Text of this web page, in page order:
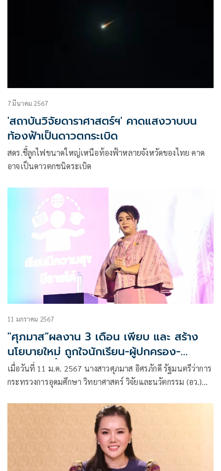
7 มีนาคม 2567
'สถาบันวิจัยดาราศาสตร์ฯ' คาดแสงวาบบน
ท้องฟ้าเป็นดาวตกระเบิด
สดร.ชี้ลูกไฟขนาดใหญ่เหนือท้องฟ้าหลายจังหวัดของไทย คาด
อาจเป็นดาวตกชนิดระเบิด
11 มกราคม 2567
"ศุภมาส“ผลงาน 3 เดือน เพียบ และ สร้าง
นโยบายใหม่ ถูกใจนักเรียน-ผู้ปกครอง-
ประชาชน ย้ำ ”เรียนดี มีความสุข มีรายได้ และ
วิจัยตอบโจทย์“
เมื่อวันที่ 11 ม.ค. 2567 นางสาวศุภมาส อิศรภักดี รัฐมนตรีว่าการ
กระทรวงการอุดมศึกษา วิทยาศาสตร์ วิจัยและนวัตกรรม (อว.)